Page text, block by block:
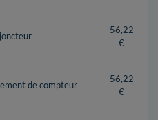
56,22
€
de compteur
56,22
€